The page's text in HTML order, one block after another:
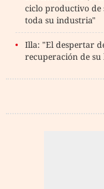
ciclo productivo de
toda su industria"
Illa: "El despertar
recuperación de su